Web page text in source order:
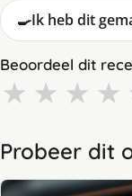
🍳Ik heb dit
Beoordeel dit
★ ★ ★ ★
Probeer dit